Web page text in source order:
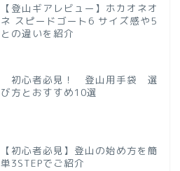
【登山ギアレビュー】ホカオネオ
ネ スピードゴート6 サイズ感や5
との違いを紹介
初心者必見！ 登山用手袋 選
び方とおすすめ10選
【初心者必見】登山の始め方を簡
単3STEPでご紹介